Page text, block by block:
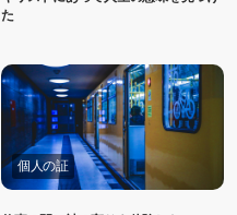
た
個人の証